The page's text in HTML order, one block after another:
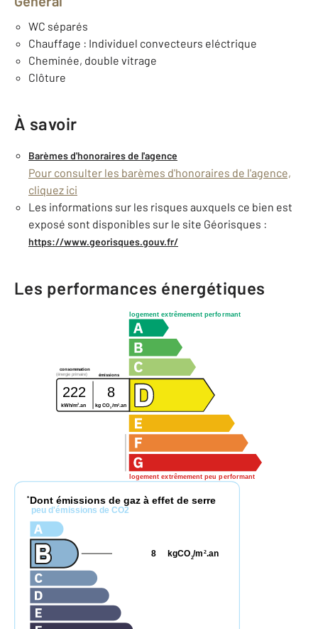
WC séparés
Chauffage : Individuel convecteurs eléctrique
Cheminée, double vitrage
Clôture
À savoir
Barèmes d'honoraires de l'agence
Pour consulter les barèmes d'honoraires de l'agence,
cliquez ici
Les informations sur les risques auxquels ce bien est
exposé sont disponibles sur le site Géorisques :
https://www.georisques.gouv.fr/
Les performances énergétiques
logement extrêmement performant
logement extrêmement peu performant
consommation
émissions
(énergie primaire)
222 8
kWh/m2.an kg CO2 /m2 .an
* Dont émissions de gaz à effet de serre
peu d'émissions de CO2
kgCO2/m 2.an
8